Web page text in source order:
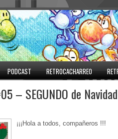
PODCAST RETROCACHARREO
– SEGUNDO de Navidad
¡¡¡Hola a todos, compañeros !!!